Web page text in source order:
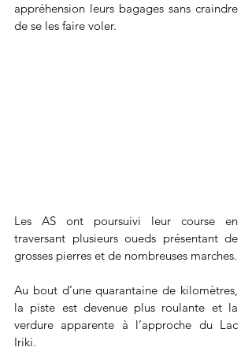
appréhension leurs bagages sans craindre
de se les faire voler.
Les AS ont poursuivi leur course en
traversant plusieurs oueds présentant de
grosses pierres et de nombreuses marches.
Au bout d’une quarantaine de kilomètres,
la piste est devenue plus roulante et la
verdure apparente à l’approche du Lac
Iriki.